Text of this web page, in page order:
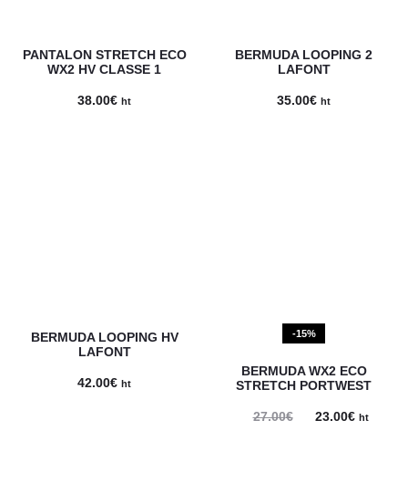
PANTALON STRETCH ECO
WX2 HV CLASSE 1
38.00€ ht
BERMUDA LOOPING 2
LAFONT
35.00€ ht
BERMUDA LOOPING HV
LAFONT
42.00€ ht
-15%
BERMUDA WX2 ECO
STRETCH PORTWEST
27.00€ 23.00€Le
ht